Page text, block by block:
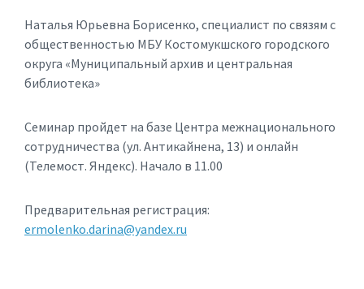
Наталья Юрьевна Борисенко, специалист по связям с
общественностью МБУ Костомукшского городского
округа «Муниципальный архив и центральная
библиотека»
Семинар пройдет на базе Центра межнационального
сотрудничества (ул. Антикайнена, 13) и онлайн
(Телемост. Яндекс). Начало в 11.00
Предварительная регистрация:
ermolenko.darina@yandex.ru